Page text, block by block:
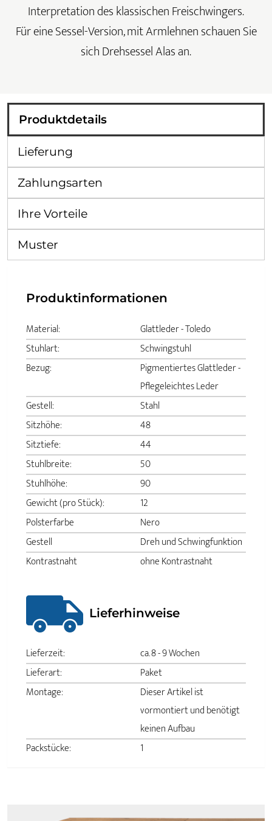
Interpretation des klassischen Freischwingers.
Für eine Sessel-Version, mit Armlehnen schauen Sie
sich Drehsessel Alas an.
Produktdetails
Lieferung
Zahlungsarten
Ihre Vorteile
Muster
Produktinformationen
Material:
Glattleder - Toledo
Stuhlart:
Schwingstuhl
Bezug:
Pigmentiertes Glattleder -
Pflegeleichtes Leder
Gestell:
Stahl
Sitzhöhe:
48
Sitztiefe:
44
Stuhlbreite:
50
Stuhlhöhe:
90
Gewicht (pro Stück):
12
Polsterfarbe
Nero
Gestell
Dreh und Schwingfunktion
Kontrastnaht
ohne Kontrastnaht
Lieferhinweise
Lieferzeit:
ca. 8 - 9 Wochen
Lieferart:
Paket
Montage:
Dieser Artikel ist
vormontiert und benötigt
keinen Aufbau
Packstücke:
1